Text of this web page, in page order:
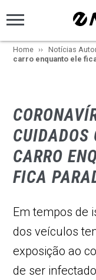
Home Notícias
carro enquanto ele
CUIDADOS
CARRO
FICA
Em tempos de
dos veículos
exposição ao
de ser